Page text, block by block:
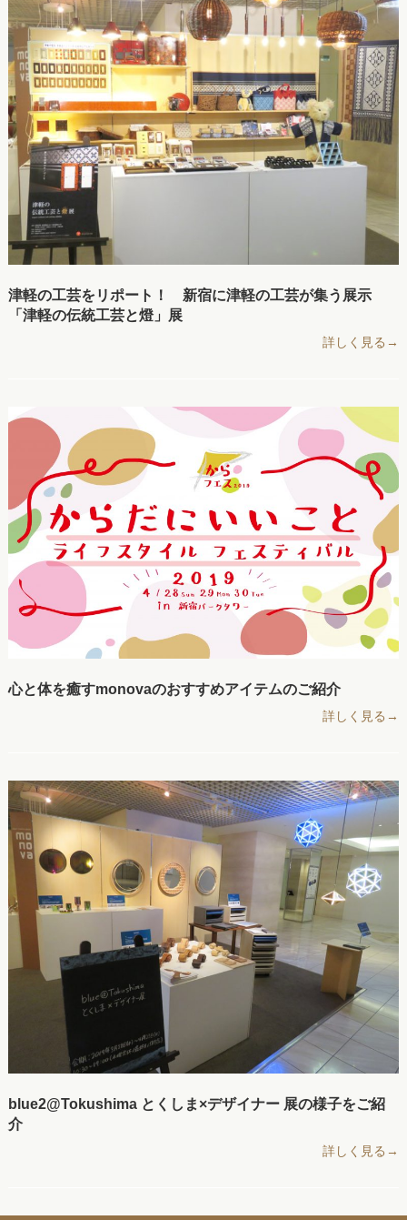
津軽の工芸をリポート！ 新宿に津軽の工芸が集う展示
「津軽の伝統工芸と燈」展
詳しく見る→
心と体を癒すmonovaのおすすめアイテムのご紹介
詳しく見る→
blue2@Tokushima とくしま×デザイナー 展の様子をご紹
介
詳しく見る→